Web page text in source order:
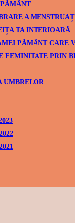
A
TA INTERIOARĂ
PĂMÂNT CARE
FEMINITATE PRIN
UMBRELOR